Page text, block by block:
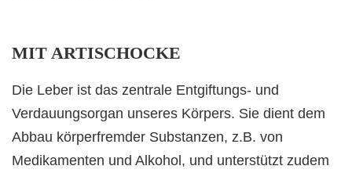
MIT ARTISCHOCKE
Die Leber ist das zentrale Entgiftungs- und
Verdauungsorgan unseres Körpers. Sie dient dem
Abbau körperfremder Substanzen, z.B. von
Medikamenten und Alkohol, und unterstützt zudem